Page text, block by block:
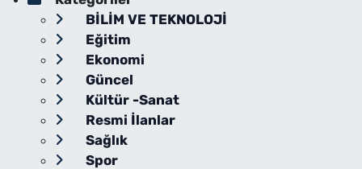
BİLİM VE TEKNOLOJİ
Eğitim
Ekonomi
Güncel
Kültür -Sanat
Resmi İlanlar
Sağlık
Spor